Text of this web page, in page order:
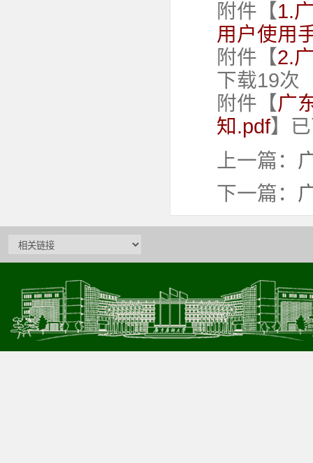
附件【1.
用户使用
附件【2.
下载19次
附件【广
知.pdf】
上一篇：
下一篇：